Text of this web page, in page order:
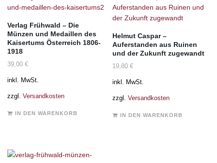
Verlag Frühwald – Die
Münzen und Medaillen des
Kaisertums Österreich 1806-
1918
39,00 €
inkl. MwSt.
zzgl. Versandkosten
IN DEN WARENKORB
Helmut Caspar –
Auferstanden aus Ruinen
und der Zukunft zugewandt
19,80€
inkl. MwSt.
zzgl.Versandkosten
IN DEN WARENKORB